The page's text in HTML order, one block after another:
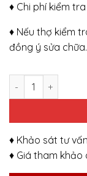
♦ Chi phí kiểm
♦ Nếu thợ kiểm
đồng ý sửa
Số lượng
♦ Khảo sát tư
♦ Giá tham khảo